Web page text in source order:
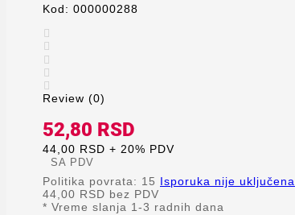
Kod: 000000288





Review (0)
52,80 RSD
44,00 RSD + 20% PDV
SA PDV
Politika povrata: 15 Isporuka nije uključena
44,00 RSD bez PDV
* Vreme slanja 1-3 radnih dana